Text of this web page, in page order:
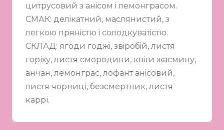
цитрусовий з анiсом i лемонграсом.
СМАК: делiкатний, маслянистий, з
легкою прянiстю i солодкуватiстю.
СКЛАД: ягоди годжi, звiробiй, листя
горіху, листя смородини, квiти жасмину,
анчан, лемонграс, лофант анiсовий,
листя чорниці, безсмертник, листя
каррі.